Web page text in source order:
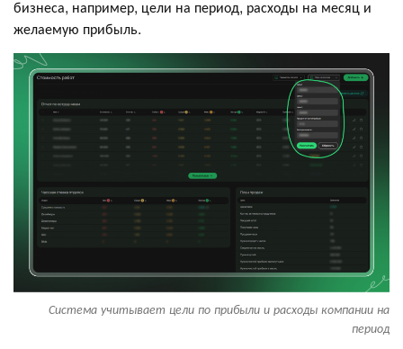
бизнеса, например, цели на период, расходы на месяц и
желаемую прибыль.
Система учитывает цели по прибыли и расходы компании на
период